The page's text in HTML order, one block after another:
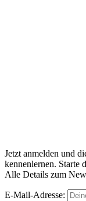
Jetzt anmelden und
kennenlernen. Starte
Alle Details zum
E-Mail-Adresse: